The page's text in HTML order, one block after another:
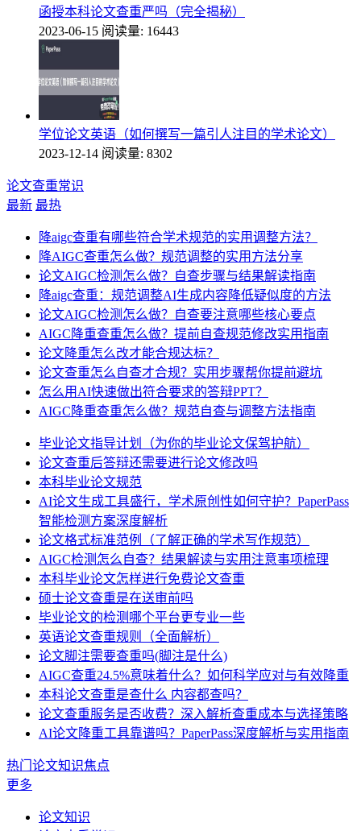
函授本科论文查重严吗（完全揭秘）
2023-06-15 阅读量: 16443
学位论文英语（如何撰写一篇引人注目的学术论文）
2023-12-14 阅读量: 8302
论文查重常识
最新 最热
降aigc查重有哪些符合学术规范的实用调整方法？
降AIGC查重怎么做？规范调整的实用方法分享
论文AIGC检测怎么做？自查步骤与结果解读指南
降aigc查重：规范调整AI生成内容降低疑似度的方法
论文AIGC检测怎么做？自查要注意哪些核心要点
AIGC降重查重怎么做？提前自查规范修改实用指南
论文降重怎么改才能合规达标？
论文查重怎么自查才合规？实用步骤帮你提前避坑
怎么用AI快速做出符合要求的答辩PPT？
AIGC降重查重怎么做？规范自查与调整方法指南
毕业论文指导计划（为你的毕业论文保驾护航）
论文查重后答辩还需要进行论文修改吗
本科毕业论文规范
AI论文生成工具盛行，学术原创性如何守护？PaperPass
智能检测方案深度解析
论文格式标准范例（了解正确的学术写作规范）
AIGC检测怎么自查？结果解读与实用注意事项梳理
本科毕业论文怎样进行免费论文查重
硕士论文查重是在送审前吗
毕业论文的检测哪个平台更专业一些
英语论文查重规则（全面解析）
论文脚注需要查重吗(脚注是什么)
AIGC查重24.5%意味着什么？如何科学应对与有效降重
本科论文查重是查什么 内容都查吗？
论文查重服务是否收费？深入解析查重成本与选择策略
AI论文降重工具靠谱吗？PaperPass深度解析与实用指南
热门论文知识焦点
更多
论文知识